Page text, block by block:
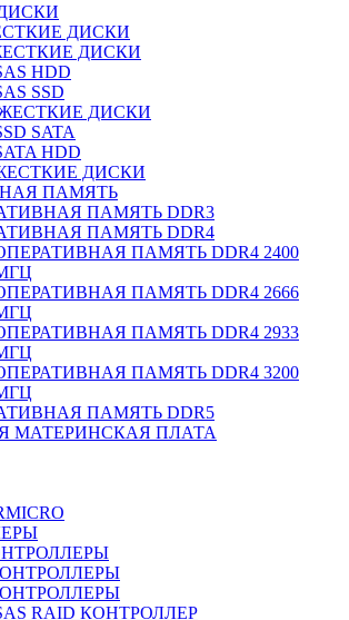
ДИСКИ
ДИСКИ
HDD
SSD
ЖЕСТКИЕ ДИСКИ
SATA
HDD
ДИСКИ
ПАМЯТЬ
ПАМЯТЬ DDR3
ПАМЯТЬ DDR4
ПАМЯТЬ DDR4 2400
ПАМЯТЬ DDR4 2666
ПАМЯТЬ DDR4 2933
ПАМЯТЬ DDR4 3200
ПАМЯТЬ DDR5
МАТЕРИНСКАЯ ПЛАТА
RAID КОНТРОЛЛЕР